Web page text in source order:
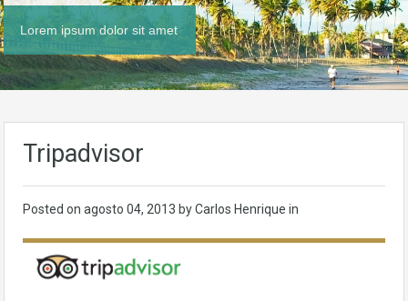
Lorem ipsum dolor sit amet
Tripadvisor
Posted on agosto 04, 2013 by Carlos Henrique in